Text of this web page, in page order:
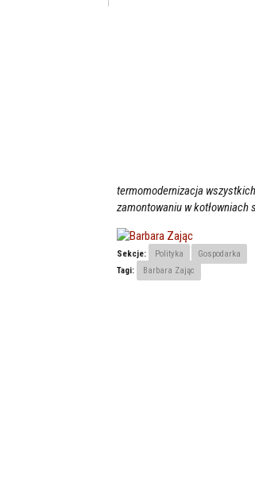
termomodernizacja
zamontowaniu w kotłowniach
Sekcje: Polityka Gospodarka
Tagi:
Barbara Zając